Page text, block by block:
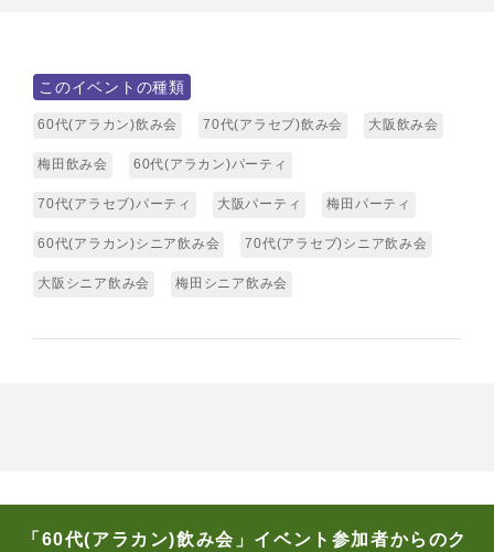
このイベントの種類
60代(アラカン)飲み会 70代(アラセブ)飲み会 大阪飲み会
梅田飲み会 60代(アラカン)パーティ
70代(アラセブ)パーティ 大阪パーティ 梅田パーティ
60代(アラカン)シニア飲み会 70代(アラセブ)シニア飲み会
大阪シニア飲み会 梅田シニア飲み会
「60代(アラカン)飲み会」イベント参加者からのク